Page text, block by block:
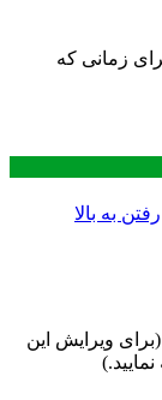
زمانی که
رفتن به بالا
(برای ویرایش این